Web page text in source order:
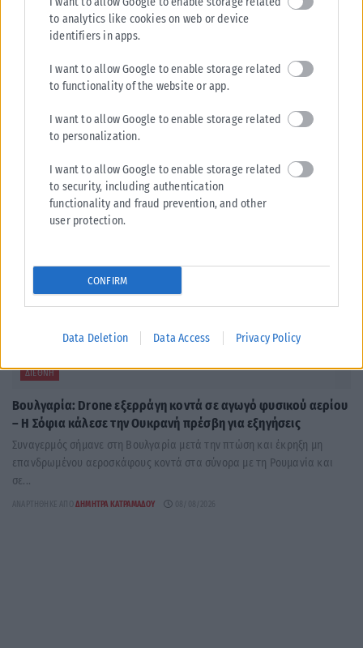
to analytics like cookies on web or device
identifiers in apps.
I want to allow Google to enable storage related
to functionality of the website or app.
I want to allow Google to enable storage related
to personalization.
I want to allow Google to enable storage related
to security, including authentication
functionality and fraud prevention, and other
user protection.
CONFIRM
Data Deletion Data Access Privacy Policy
Η Ελίζαμπεθ Ελέτσι πήρε την ευχή για τον γιο της στον Άγιο
Νεκτάριο – Η συγκινητική ανάρτηση
Μια ιδιαίτερα συγκινητική στιγμή μοιράστηκε με τους διαδικτυακούς
της φίλους η Ελίζαμπεθ Ελέτσι, η οποία επισκέφθηκε μαζί με τον
ΑΝΑΡΤΉΘΗΚΕ ΑΠΌΔΉΜΗΤΡΑ ΚΑΤΡΑΜΆΔΟΥ 08/08/2026
ΔΙΕΘΝΉ
Βουλγαρία: Drone εξερράγη κοντά σε αγωγό φυσικού αερίου
– Η Σόφια κάλεσε την Ουκρανή πρέσβη για εξηγήσεις
Συναγερμός σήμανε στη Βουλγαρία μετά την πτώση και έκρηξη μη
επανδρωμένου αεροσκάφους κοντά στα σύνορα με τη Ρουμανία και
σε...
ΑΝΑΡΤΉΘΗΚΕ ΑΠΌ ΔΉΜΗΤΡΑ ΚΑΤΡΑΜΆΔΟΥ